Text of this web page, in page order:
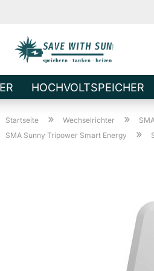
HOCHVOLTSPEICHER
Startseite » Wechselrichter »
SMA Sunny Tripower Smart Energy »